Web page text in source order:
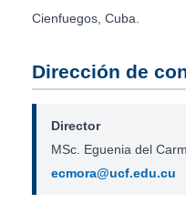
Cienfuegos, Cuba.
Dirección de
Director
MSc. Eguenia del
ecmora@ucf.edu.cu